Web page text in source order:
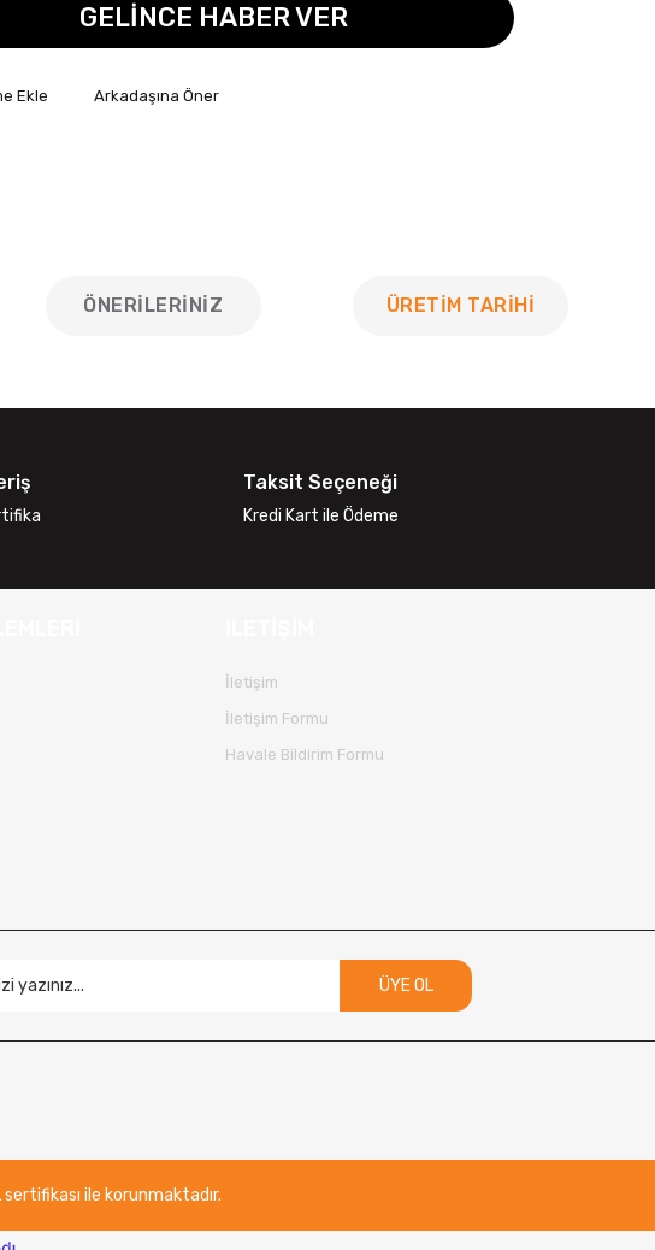
GELİNCE HABER VER
Arkadaşına Öner
ÖNERILERINIZ ÜRETİM TARİHİ
Taksit Seçeneği
Kredi Kart ile Ödeme
İletişim
İletişim Formu
Havale Bildirim Formu
ÜYE OL
ile korunmaktadır.